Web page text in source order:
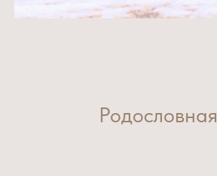
Родословная